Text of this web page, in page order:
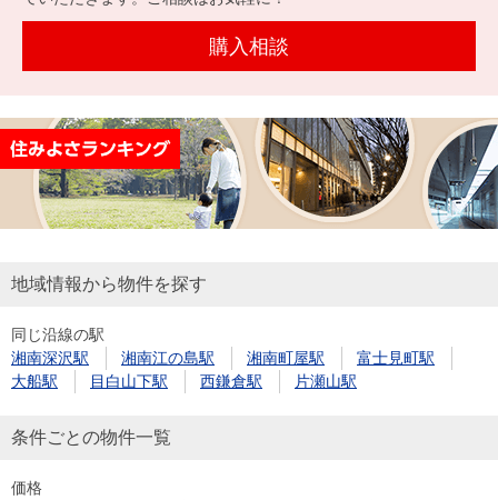
購入相談
地域情報から物件を探す
同じ沿線の駅
湘南深沢駅
湘南江の島駅 湘南町屋駅
富士見町駅
大船駅
目白山下駅 西鎌倉駅 片瀬山駅
条件ごとの物件一覧
価格